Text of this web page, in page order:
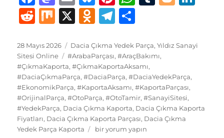
a
c
e
b
o
o
k
a
st
o
d
o
n
m
ai
l
lu
e
s
k
y
n
te
re
st
s
A
p
p
bl
r
g e
R
d
di
t
M X
O
n
o
kl
a
ss
ni
T
e
g
r
a
m
a
re
Yayın
tarihi
28 Mayıs 2026 Kategoriler
Dacia Çıkma Yedek Parça,Yıldız Sanayi
Sitesi Online
Etiketler
#ArabaParçası,#AraçBakımı,
#ÇıkmaKaporta,#ÇıkmaKaportaAksamı,
#DaciaÇıkmaParça,#DaciaParça,#DaciaYedekParça,
#EkonomikParça,#KaportaAksamı,#KaportaParçası,
#OrijinalParça,#OtoParça,#OtoTamir,#SanayiSitesi,
#YedekParça, Dacia Çıkma Kaporta, Dacia Çıkma Kaporta
Fiyatları, Dacia Çıkma Kaporta Parçası, Dacia Çıkma
Yedek Parça Kaporta
Dacia
bir yorum yapın